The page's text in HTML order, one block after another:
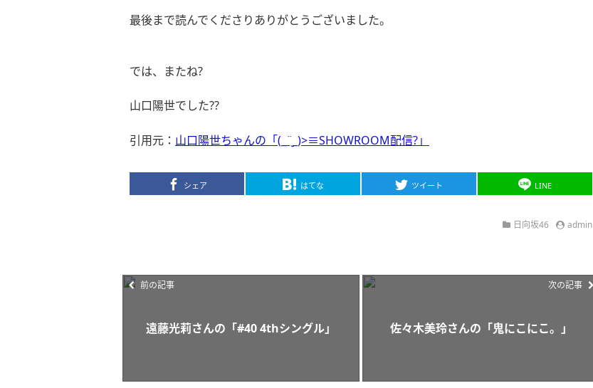
最後まで読んでくださりありがとうございました。
では、またね?
山口陽世でした??
引用元： 山口陽世ちゃんの「(_¨̮_)>≡SHOWROOM配信?」
シェア はてな ツイート LINE
日向坂46 admin
前の記事
遠藤光莉さんの「#40 4thシングル」
次の記事
佐々木美玲さんの「鬼にこにこ。」